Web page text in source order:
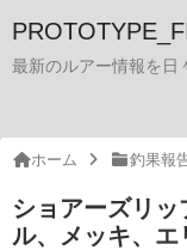
最新のルアー情報を日
ホーム 釣果報
ショアーズリ
ル、メッキ、エ